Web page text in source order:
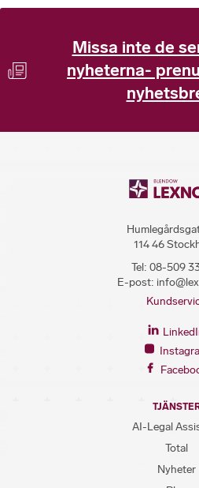
Missa inte de
nyheterna-
114 46
Tel: 08-509
E-post:
AI-Legal
Total
Nyheter